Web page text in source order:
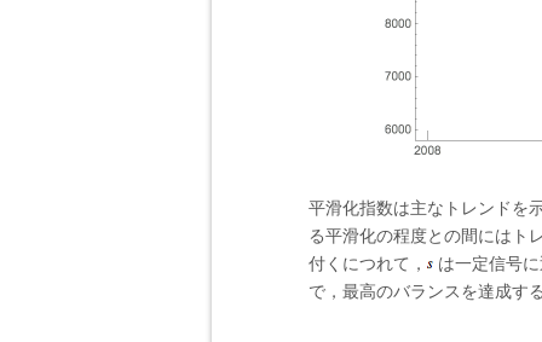
平滑化指数は主なトレンドを
る平滑化の程度との間にはト
付くにつれて，
は一定信号
で，最高のバランスを達成す